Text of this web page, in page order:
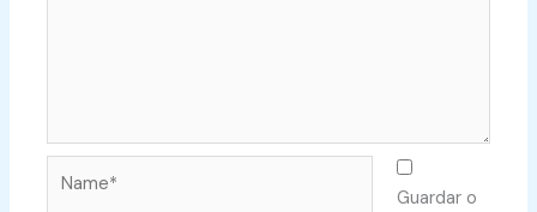
Guardar o